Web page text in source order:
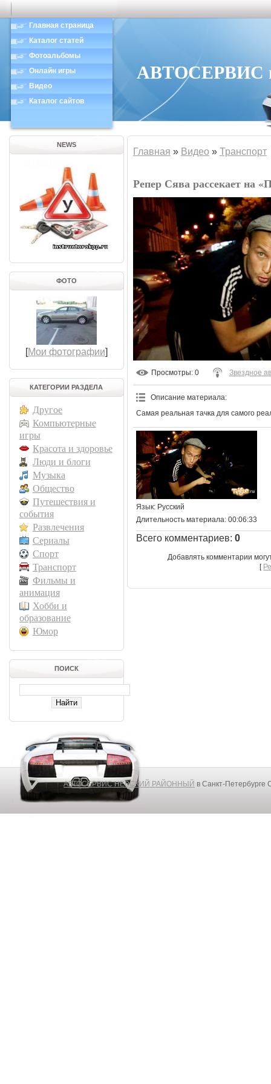
Главная страница
Каталог статей
Фотоальбомы
Онлайн игры
Видео
Каталог сайтов
АВТОСЕРВИС в
NEWS
ФОТО
[Мои фотографии]
КАТЕГОРИИ РАЗДЕЛА
Другое
Компьютерные
игры
Красота и здоровье
Люди и блоги
Музыка
Общество
Путешествия и
события
Развлечения
Сериалы
Спорт
Транспорт
Фильмы и
анимация
Хобби и
образование
Юмор
ПОИСК
Главная » Видео » Транспорт
Репер Сява рассекает на
Просмотры: 0 Звездное
Описание материала:
Самая реальная тачка для самого
Язык: Русский
Длительность материала: 00:06:33
Всего комментариев: 0
Добавлять комментарии
[
АВТОСЕРВИС НЕВСКИЙ РАЙОННЫЙ в Санкт-Петербурге